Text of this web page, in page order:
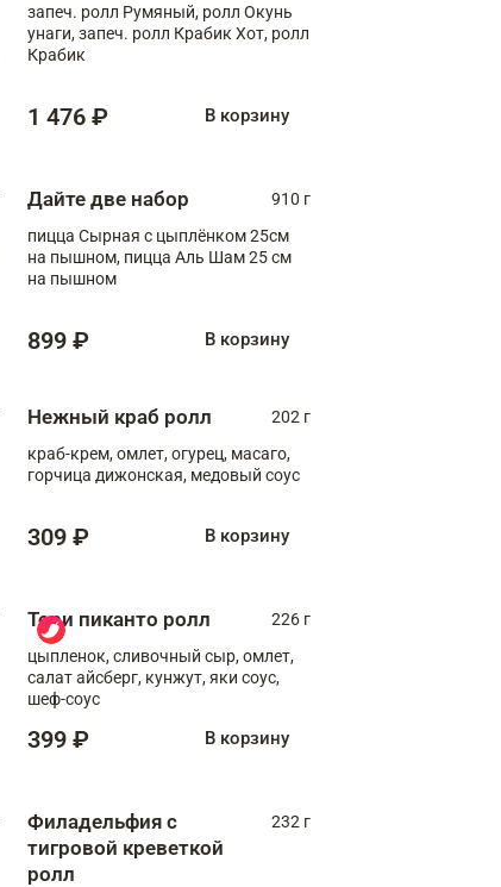
запеч. ролл Румяный, ролл Окунь
унаги, запеч. ролл Крабик Хот, ролл
Крабик
1 476 ₽ В корзину
Дайте две набор
910 г
пицца Сырная с цыплёнком 25см
на пышном, пицца Аль Шам 25 см
на пышном
899 ₽ В корзину
Нежный краб ролл
202 г
краб-крем, омлет, огурец, масаго,
горчица дижонская, медовый соус
309 ₽ В корзину
Тори пиканто ролл
226 г
цыпленок, сливочный сыр, омлет,
салат айсберг, кунжут, яки соус,
шеф-соус
399 ₽ В корзину
Филадельфия с
тигровой креветкой
ролл
232 г